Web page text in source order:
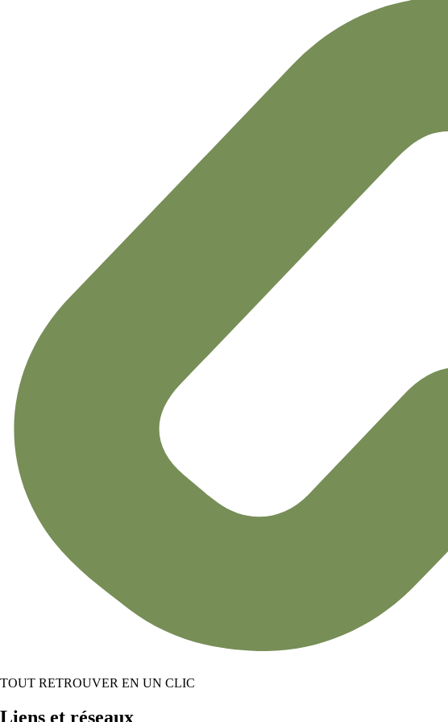
TOUT RETROUVER EN UN CLIC
Liens et réseaux